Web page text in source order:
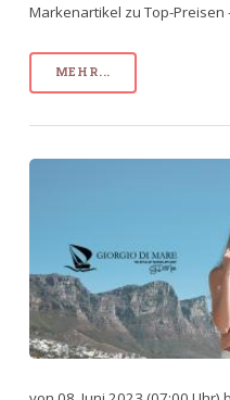
Markenartikel zu Top-Preisen
MEHR...